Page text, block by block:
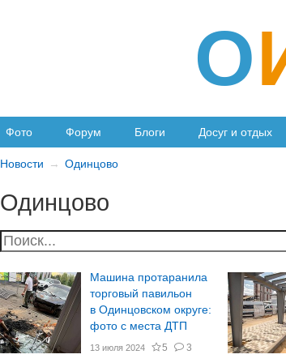
О
Фото Форум Блоги Досуг и отдых
Новости Одинцово
Одинцово
Машина протаранила
торговый павильон
в Одинцовском округе:
фото с места ДТП
13 июля 2024 5 3